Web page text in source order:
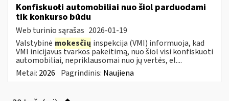
Konfiskuoti automobiliai nuo šiol parduodami
tik konkurso būdu
Web turinio sąrašas 2026-01-19
Valstybinė mokesčių inspekcija (VMI) informuoja, kad
VMI inicijavus tvarkos pakeitimą, nuo šiol visi konfiskuoti
automobiliai, nepriklausomai nuo jų vertės, el....
Metai: 2026 Pagrindinis: Naujiena